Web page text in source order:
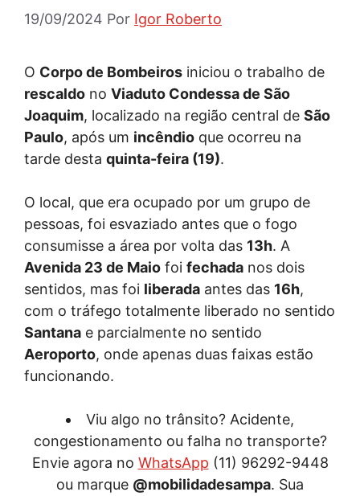
19/09/2024 Por Igor Roberto
O Corpo de Bombeiros iniciou o trabalho de
rescaldo no Viaduto Condessa de São
Joaquim, localizado na região central de São
Paulo, após um incêndio que ocorreu na
tarde desta quinta-feira (19).
O local, que era ocupado por um grupo de
pessoas, foi esvaziado antes que o fogo
consumisse a área por volta das 13h. A
Avenida 23 de Maio foi fechada nos dois
sentidos, mas foi liberada antes das 16h,
com o tráfego totalmente liberado no sentido
Santana e parcialmente no sentido
Aeroporto, onde apenas duas faixas estão
funcionando.
Viu algo no trânsito? Acidente,
congestionamento ou falha no transporte?
Envie agora no WhatsApp (11) 96292-9448
ou marque @mobilidadesampa. Sua